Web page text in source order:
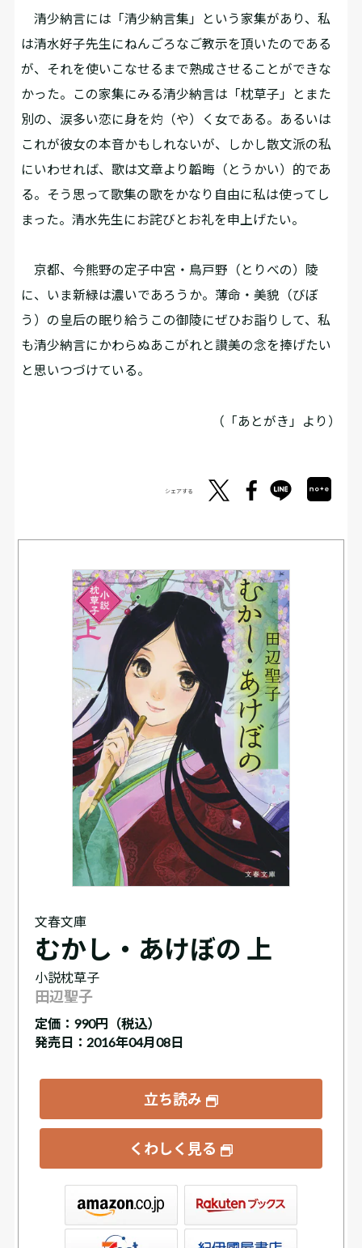
清少納言には「清少納言集」という家集があり、私
は清水好子先生にねんごろなご教示を頂いたのである
が、それを使いこなせるまで熟成させることができな
かった。この家集にみる清少納言は「枕草子」とまた
別の、涙多い恋に身を灼（や）く女である。あるいは
これが彼女の本音かもしれないが、しかし散文派の私
にいわせれば、歌は文章より韜晦（とうかい）的であ
る。そう思って歌集の歌をかなり自由に私は使ってし
まった。清水先生にお詫びとお礼を申上げたい。
京都、今熊野の定子中宮・鳥戸野（とりべの）陵
に、いま新緑は濃いであろうか。薄命・美貌（びぼ
う）の皇后の眠り給うこの御陵にぜひお詣りして、私
も清少納言にかわらぬあこがれと讃美の念を捧げたい
と思いつづけている。
（「あとがき」より）
シェアする
文春文庫
むかし・あけぼの 上
小説枕草子
田辺聖子
定価： 990円（税込）
発売日：2016年04月08日
立ち読み
くわしく見る
書店ウェブストア